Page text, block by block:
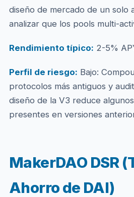
diseño de mercado de un solo
analizar que los pools multi-
Rendimiento típico: 2-5%
Perfil de riesgo: Bajo:
protocolos más antiguos y
diseño de la V3 reduce
presentes en versiones
MakerDAO DSR
Ahorro de DAI)